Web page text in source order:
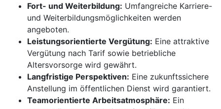
Fort- und Weiterbildung: Umfangreiche Karriere-
und Weiterbildungsmöglichkeiten werden
angeboten.
Leistungsorientierte Vergütung: Eine attraktive
Vergütung nach Tarif sowie betriebliche
Altersvorsorge wird gewährt.
Langfristige Perspektiven: Eine zukunftssichere
Anstellung im öffentlichen Dienst wird garantiert.
Teamorientierte Arbeitsatmosphäre: Ein